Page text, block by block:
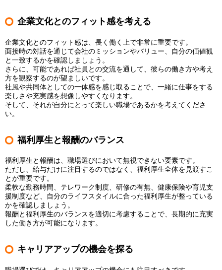
企業文化とのフィット感を考える
企業文化とのフィット感は、長く働く上で非常に重要です。
面接時の対話を通じて会社のミッションやバリュー、自分の価値観
と一致するかを確認しましょう。
さらに、可能であれば社員との交流を通して、彼らの働き方や考え
方を観察するのが望ましいです。
社風や共同体としての一体感を感じ取ることで、一緒に仕事をする
楽しさや充実感を想像しやすくなります。
そして、それが自分にとって楽しい職場であるかを考えてくださ
い。
福利厚生と報酬のバランス
福利厚生と報酬は、職場選びにおいて無視できない要素です。
ただし、給与だけに注目するのではなく、福利厚生全体を見渡すこ
とが重要です。
柔軟な勤務時間、テレワーク制度、研修の有無、健康保険や育児支
援制度など、自分のライフスタイルに合った福利厚生が整っている
かを確認しましょう。
報酬と福利厚生のバランスを適切に考慮することで、長期的に充実
した働き方が可能になります。
キャリアアップの機会を探る